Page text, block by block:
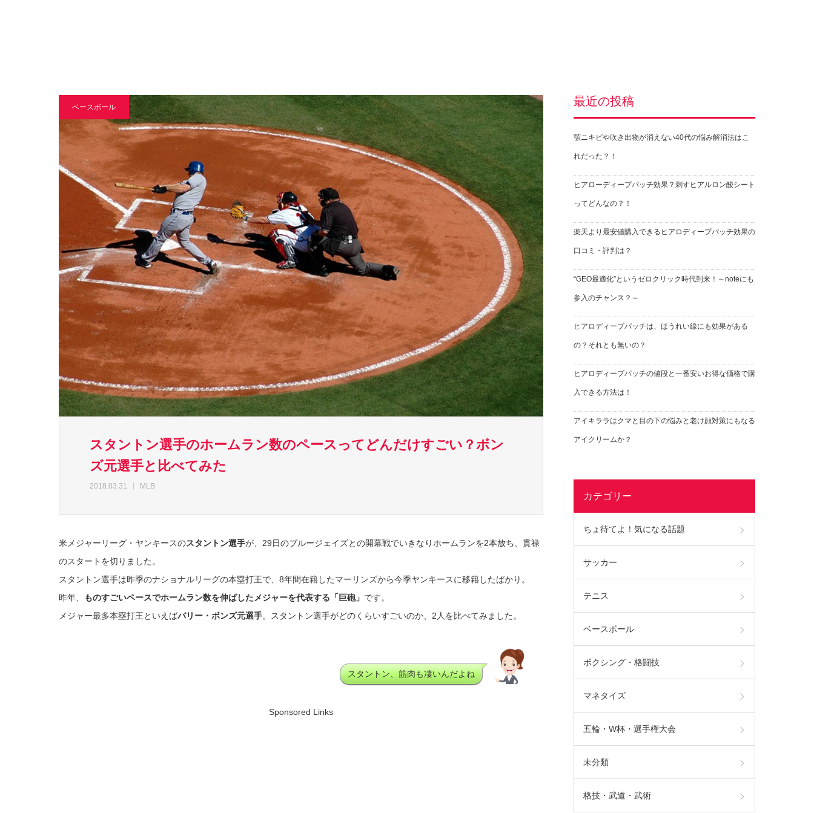
ベースボール
スタントン選手のホームラン数のペースってどんだけすごい？ボン
ズ元選手と比べてみた
2018.03.31 MLB
米メジャーリーグ・ヤンキースのスタントン選手が、29日のブルージェイズとの開幕戦でいきなりホームランを2本放ち、貫禄
のスタートを切りました。
スタントン選手は昨季のナショナルリーグの本塁打王で、8年間在籍したマーリンズから今季ヤンキースに移籍したばかり。
昨年、
ものすごいペースでホームラン数を伸ばしたメジャーを代表する「巨砲」 です。
メジャー最多本塁打王といえばバリー・ボンズ元選手。スタントン選手がどのくらいすごいのか、2人を比べてみました。
スタントン、筋肉も凄いんだよね
Sponsored Links
最近の投稿
顎ニキビや吹き出物が消えない40代の悩み解消法はこ
れだった？！
ヒアローディープパッチ効果？刺すヒアルロン酸シート
ってどんなの？！
楽天より最安値購入できるヒアロディープパッチ効果の
口コミ・評判は？
“GEO最適化”というゼロクリック時代到来！～noteにも
参入のチャンス？～
ヒアロディープパッチは、ほうれい線にも効果がある
の？それとも無いの？
ヒアロディープパッチの値段と一番安いお得な価格で購
入できる方法は！
アイキララはクマと目の下の悩みと老け顔対策にもなる
アイクリームか？
カテゴリー
ちょ待てよ！気になる話題
サッカー
テニス
ベースボール
ボクシング・格闘技
マネタイズ
五輪・W杯・選手権大会
未分類
格技・武道・武術